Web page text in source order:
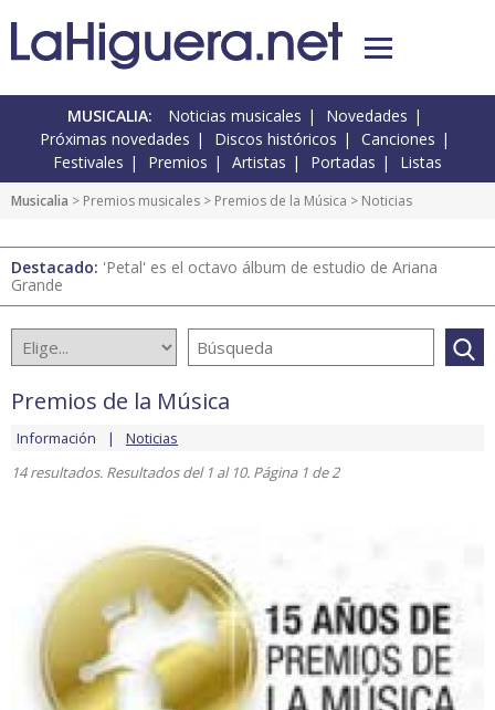
MUSICALIA: Noticias musicales
Novedades
Próximas novedades
Discos históricos
Canciones
Festivales
Premios Artistas Portadas Listas
Musicalia > Premios musicales > Premios de la Música > Noticias
Destacado: 'Petal' es el octavo álbum de estudio de Ariana
Grande
Premios de la Música
Información
Noticias
14 resultados. Resultados del 1 al 10. Página 1 de 2